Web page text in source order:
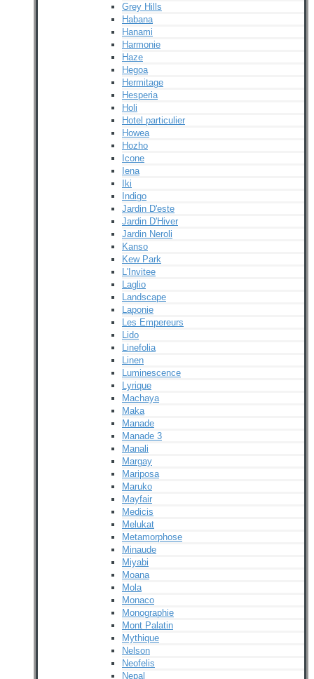
Grey Hills
Habana
Hanami
Harmonie
Haze
Hegoa
Hermitage
Hesperia
Holi
Hotel particulier
Howea
Hozho
Icone
Iena
Iki
Indigo
Jardin D'este
Jardin D'Hiver
Jardin Neroli
Kanso
Kew Park
L'Invitee
Laglio
Landscape
Laponie
Les Empereurs
Lido
Linefolia
Linen
Luminescence
Lyrique
Machaya
Maka
Manade
Manade 3
Manali
Margay
Mariposa
Maruko
Mayfair
Medicis
Melukat
Metamorphose
Minaude
Miyabi
Moana
Mola
Monaco
Monographie
Mont Palatin
Mythique
Nelson
Neofelis
Nepal